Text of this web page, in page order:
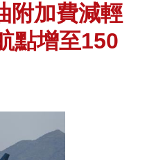
附加費減輕
點增至150